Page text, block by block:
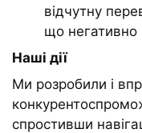
відчутну
що негативно
Наші дії
Ми розробили і
спростивши